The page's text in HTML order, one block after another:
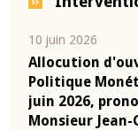
04 mars 2026
Allocution
Politique
mars 2026,
Monsieur Jean-